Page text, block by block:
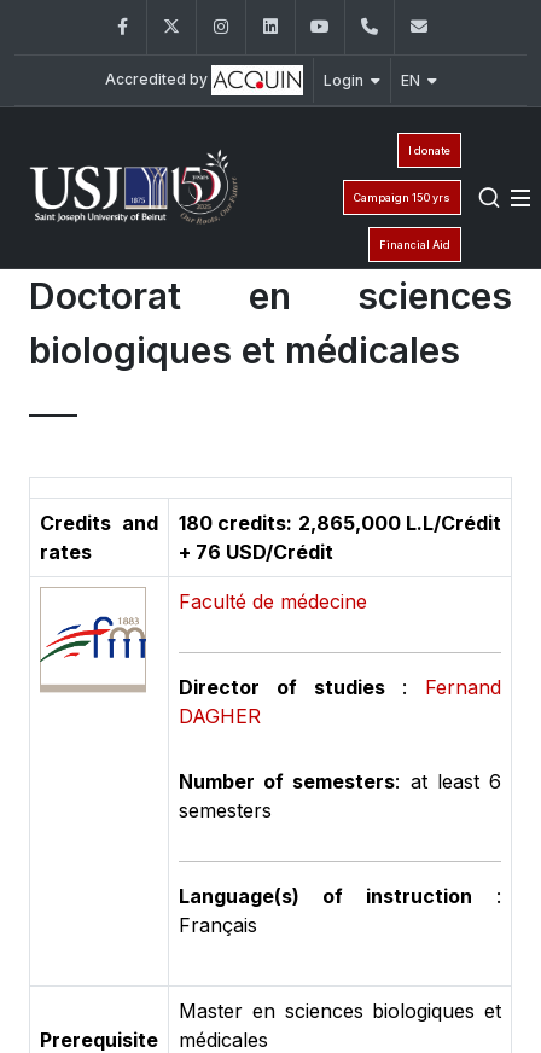
FacebookTwitter InstagramLinkedInYouTube+961 (1) 421 235
Accredited by Login EN
I donate
Campaign 150 yrs
Financial Aid
Doctorat en sciences
biologiques et médicales
Credits and
rates
180 credits: 2,865,000 L.L/Crédit
+ 76 USD/Crédit
Faculté de médecine
Director of studies: Fernand
DAGHER
Number of semesters: at least 6
semesters
Language(s) of instruction :
Français
Prerequisite
Master en sciences biologiques et
médicales